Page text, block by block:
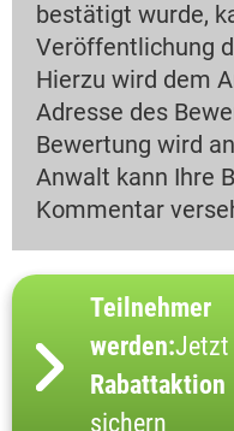
bestätigt wurde,
Veröffentlichung
Hierzu wird dem
Adresse des
Bewertung wird
Anwalt kann Ihre
Kommentar
Teilnehmer
werden:Jetzt
Rabattaktion
sichern